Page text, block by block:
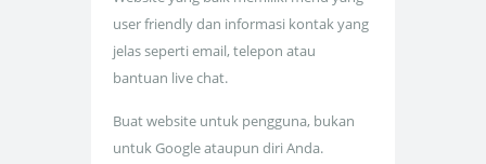
user friendly dan informasi kontak yang
jelas seperti email, telepon atau
bantuan live chat.
Buat website untuk pengguna, bukan
untuk Google ataupun diri Anda.